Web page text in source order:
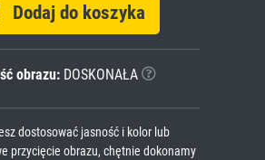
Dodaj do koszyka
obrazu:DOSKONAŁA
dostosować jasność i kolor lub
przycięcie obrazu, chętnie dokonamy